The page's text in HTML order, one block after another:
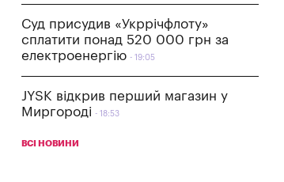
Суд присудив «Укррічфлоту»
сплатити понад 520 000 грн за
електроенергію
19:05
JYSK відкрив перший магазин у
Миргороді
18:53
ВСІ НОВИНИ